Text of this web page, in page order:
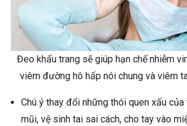
Đeo khẩu trang sẽ giúp hạn chế nhiễm
viêm đường hô hấp nói chung và viêm
Chú ý thay đổi những thói quen xấu
mũi, vệ sinh tai sai cách, cho tay vào